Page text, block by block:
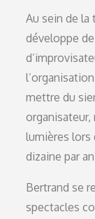
Au sein de la
développe
mettre du
lumières lors
dizaine par
Bertrand se
spectacles